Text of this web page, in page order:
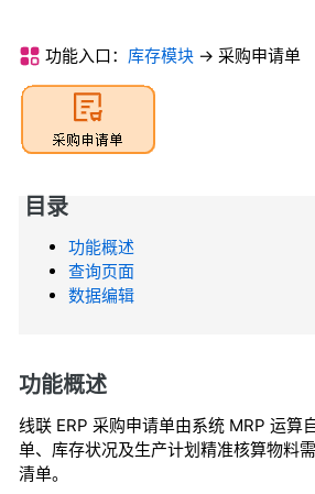
功能入口： 库存模块 -> 采购申请单
目录
功能概述
查询页面
数据编辑
功能概述
线联 ERP 采购申请单由系统 MRP 运算
单、库存状况及生产计划精准核算物料
清单。